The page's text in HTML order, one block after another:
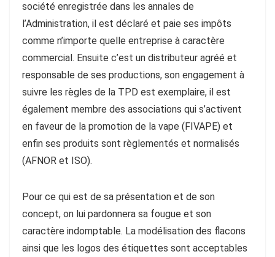
société enregistrée dans les annales de
l’Administration, il est déclaré et paie ses impôts
comme n’importe quelle entreprise à caractère
commercial. Ensuite c’est un distributeur agréé et
responsable de ses productions, son engagement à
suivre les règles de la TPD est exemplaire, il est
également membre des associations qui s’activent
en faveur de la promotion de la vape (FIVAPE) et
enfin ses produits sont règlementés et normalisés
(AFNOR et ISO).
Pour ce qui est de sa présentation et de son
concept, on lui pardonnera sa fougue et son
caractère indomptable. La modélisation des flacons
ainsi que les logos des étiquettes sont acceptables